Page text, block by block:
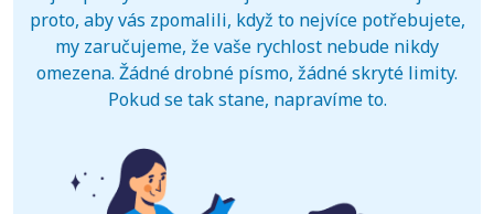
proto, aby vás zpomalili, když to nejvíce potřebujete,
my zaručujeme, že vaše rychlost nebude nikdy
omezena. Žádné drobné písmo, žádné skryté limity.
Pokud se tak stane, napravíme to.